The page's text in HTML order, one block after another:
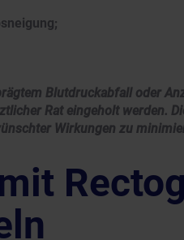
Blutdruckabfall oder
Rat eingeholt werden.
Wirkungen zu